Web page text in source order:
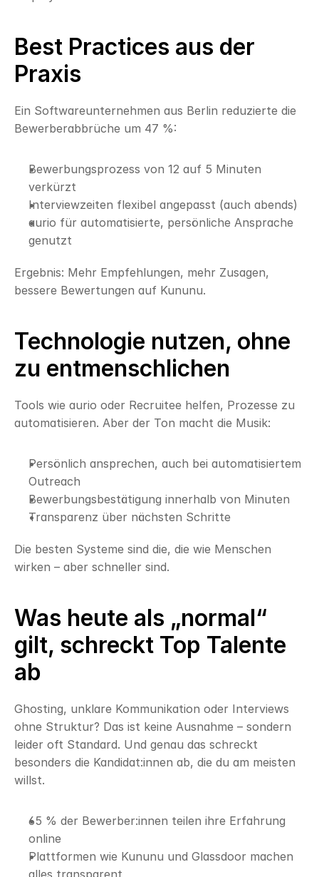
Best Practices aus der
Praxis
Ein Softwareunternehmen aus Berlin reduzierte die
Bewerberabbrüche um 47 %:
Bewerbungsprozess von 12 auf 5 Minuten
verkürzt
Interviewzeiten flexibel angepasst (auch abends)
aurio für automatisierte, persönliche Ansprache
genutzt
Ergebnis: Mehr Empfehlungen, mehr Zusagen,
bessere Bewertungen auf Kununu.
Technologie nutzen, ohne
zu entmenschlichen
Tools wie aurio oder Recruitee helfen, Prozesse zu
automatisieren. Aber der Ton macht die Musik:
Persönlich ansprechen, auch bei automatisiertem
Outreach
Bewerbungsbestätigung innerhalb von Minuten
Transparenz über nächsten Schritte
Die besten Systeme sind die, die wie Menschen
wirken – aber schneller sind.
Was heute als „normal“
gilt, schreckt Top Talente
ab
Ghosting, unklare Kommunikation oder Interviews
ohne Struktur? Das ist keine Ausnahme – sondern
leider oft Standard. Und genau das schreckt
besonders die Kandidat:innen ab, die du am meisten
willst.
65 % der Bewerber:innen teilen ihre Erfahrung
online
Plattformen wie Kununu und Glassdoor machen
alles transparent